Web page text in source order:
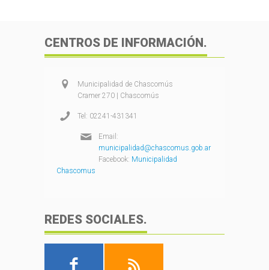
CENTROS DE INFORMACIÓN.
Municipalidad de Chascomús
Cramer 270 | Chascomús
Tel: 02241-431341
Email:
municipalidad@chascomus.gob.ar
Facebook: Municipalidad
Chascomus
REDES SOCIALES.